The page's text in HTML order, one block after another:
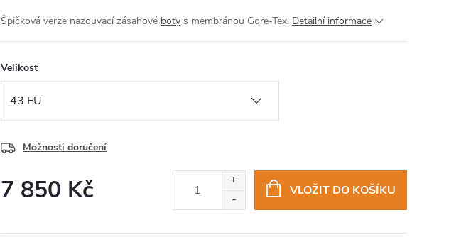
Špičková verze nazouvací zásahové boty s membránou Gore-Tex. Detailní informace
Velikost
Možnosti doručení
7 850 Kč VLOŽIT DO KOŠÍKU